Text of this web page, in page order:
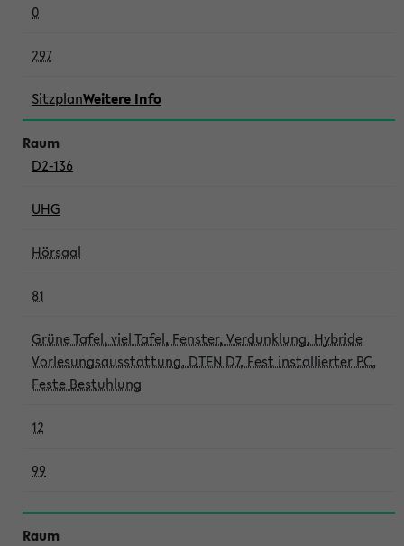
0
297
SitzplanWeitere Info
D2-136
UHG
Hörsaal
81
Grüne Tafel, viel Tafel, Fenster, Verdunklung, Hybride
Vorlesungsausstattung, DTEN D7, Fest installierter PC,
Feste Bestuhlung
12
99